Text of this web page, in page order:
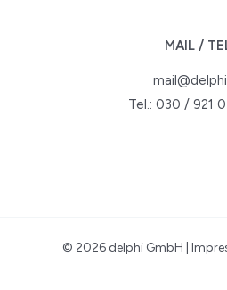
MAIL /
Tel.: 030 / 921
© 2026delphi GmbH